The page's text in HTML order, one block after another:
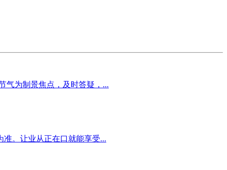
气为制景焦点，及时答疑，...
。让业从正在口就能享受...